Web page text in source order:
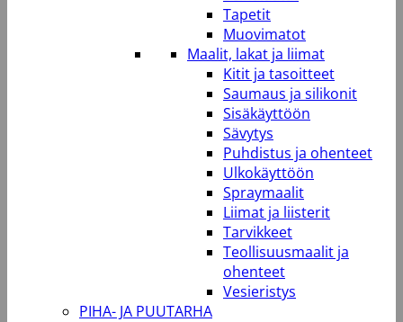
Tapetit
Muovimatot
Maalit, lakat ja liimat
Kitit ja tasoitteet
Saumaus ja silikonit
Sisäkäyttöön
Sävytys
Puhdistus ja ohenteet
Ulkokäyttöön
Spraymaalit
Liimat ja liisterit
Tarvikkeet
Teollisuusmaalit ja
ohenteet
Vesieristys
PIHA- JA PUUTARHA